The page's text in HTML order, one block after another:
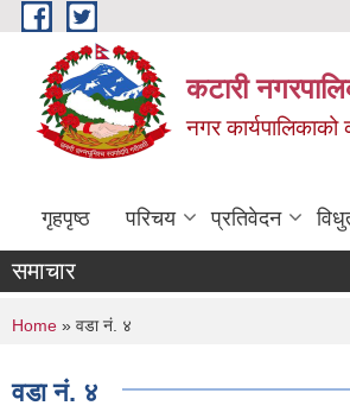
Skip to main content
कटारी
नगर
गृहपृष्ठ परिचय प्रतिवेदन
समाचार
You are here
Home » वडा नं. ४
वडा नं. ४